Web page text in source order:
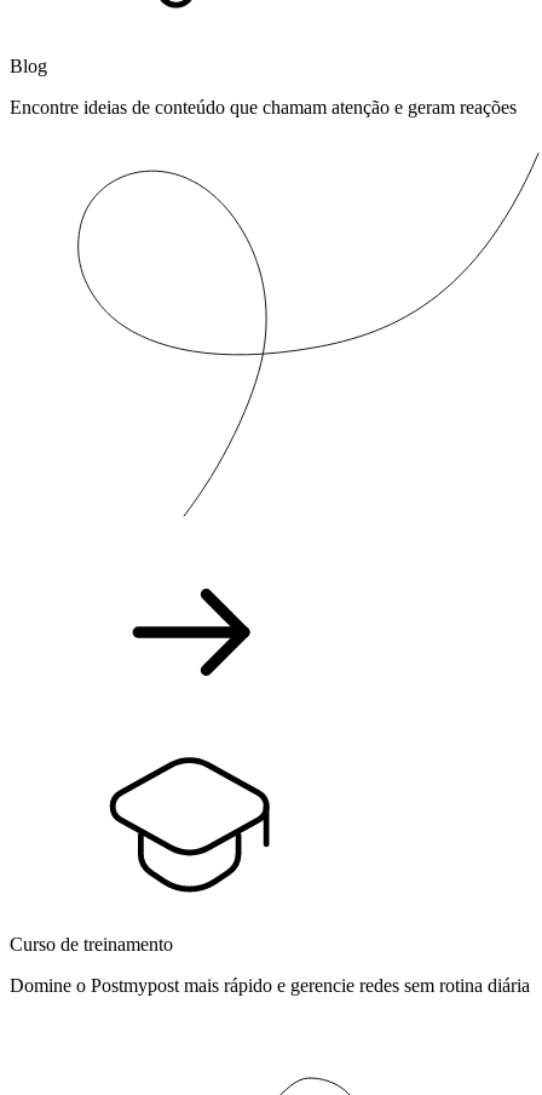
Blog
Encontre ideias de conteúdo que chamam atenção e geram reações
Curso de treinamento
Domine o Postmypost mais rápido e gerencie redes sem rotina diária